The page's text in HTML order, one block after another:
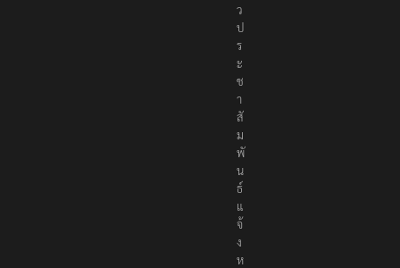
ว
ป
ร
ะ
ช
า
สั
ม
พั
น
ธ์
แ
จ้
ง
ห